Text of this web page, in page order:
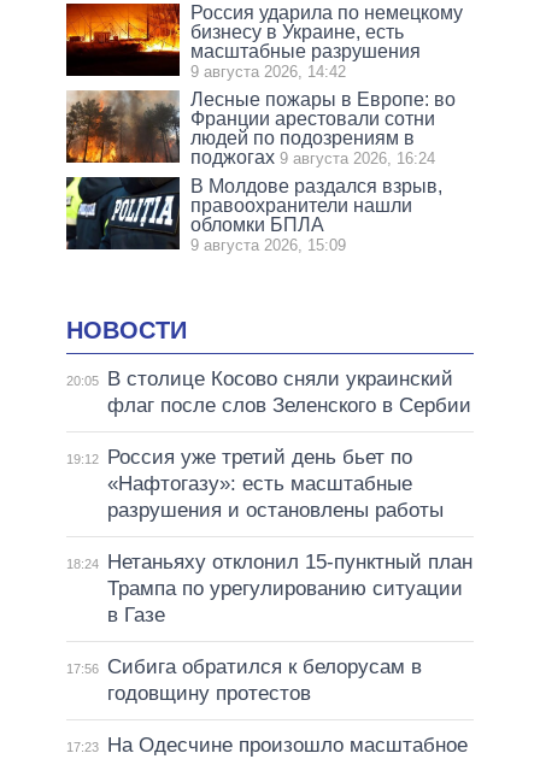
Россия ударила по немецкому
бизнесу в Украине, есть
масштабные разрушения
9 августа 2026, 14:42
Лесные пожары в Европе: во
Франции арестовали сотни
людей по подозрениям в
поджогах 9 августа 2026, 16:24
В Молдове раздался взрыв,
правоохранители нашли
обломки БПЛА
9 августа 2026, 15:09
НОВОСТИ
20:05
В столице Косово сняли украинский
флаг после слов Зеленского в Сербии
19:12
Россия уже третий день бьет по
«Нафтогазу»: есть масштабные
разрушения и остановлены работы
18:24
Нетаньяху отклонил 15-пунктный план
Трампа по урегулированию ситуации
в Газе
17:56
Сибига обратился к белорусам в
годовщину протестов
17:23
На Одесчине произошло масштабное